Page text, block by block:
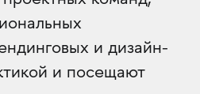
и дизайн-
и посещают